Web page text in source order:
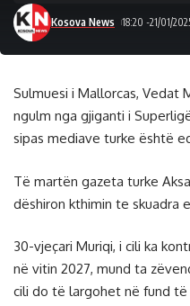
Kosova News 18:20 -21/01/
Sulmuesi i Mallorcas, Vedat
ngulm nga gjiganti i
sipas mediave turke është
Të martën gazeta turke
dëshiron kthimin te skuadra
30-vjeçari Muriqi, i cili ka
në vitin 2027, mund ta
cili do të largohet në fund të